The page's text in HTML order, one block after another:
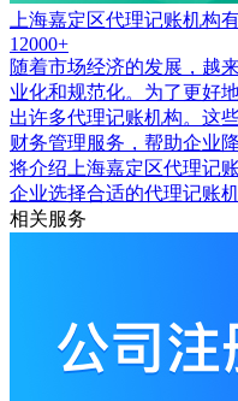
上海嘉定区代理记账机构
12000+
随着市场经济的发展，越
业化和规范化。为了更好
出许多代理记账机构。这
财务管理服务，帮助企业
将介绍上海嘉定区代理记
企业选择合适的代理记账
相关服务